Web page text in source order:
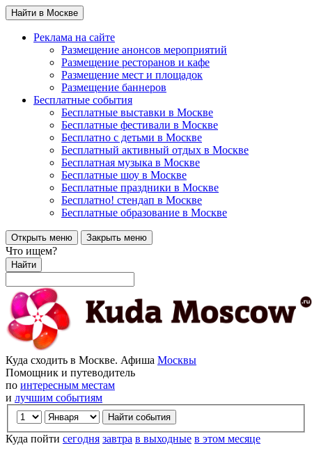
Найти в Москве
Реклама на сайте
Размещение анонсов мероприятий
Размещение ресторанов и кафе
Размещение мест и площадок
Размещение баннеров
Бесплатные события
Бесплатные выставки в Москве
Бесплатные фестивали в Москве
Бесплатно с детьми в Москве
Бесплатный активный отдых в Москве
Бесплатная музыка в Москве
Бесплатные шоу в Москве
Бесплатные праздники в Москве
Бесплатно! стендап в Москве
Бесплатные образование в Москве
Открыть меню Закрыть меню
Что ищем?
Найти
Куда сходить в Москве. Афиша Москвы
Помощник и путеводитель
по интересным местам
и лучшим событиям
Куда пойти сегодня завтра в выходные в этом месяце